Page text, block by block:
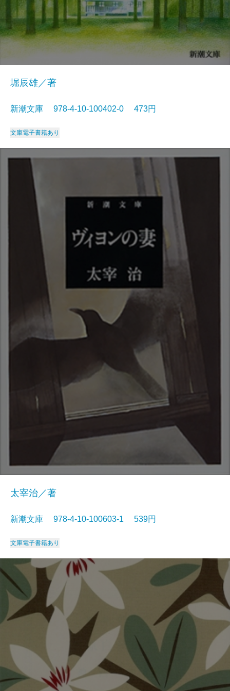
堀辰雄／著
新潮文庫 978-4-10-100402-0 473円
文庫電子書籍あり
太宰治／著
新潮文庫 978-4-10-100603-1 539円
文庫電子書籍あり